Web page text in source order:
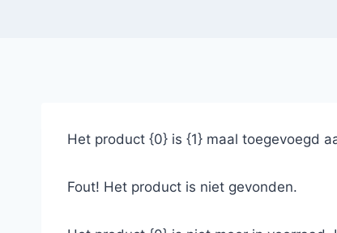
Het product {0} is {1} maal toegevoegd
Fout! Het product is niet gevonden.